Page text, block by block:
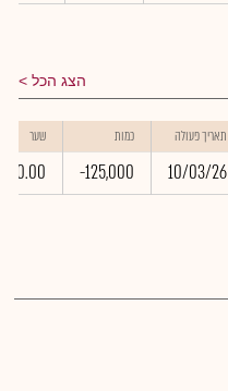
הצג הכל
תאריך פעולה כמות שער
10/03/26
-125,000
0.00